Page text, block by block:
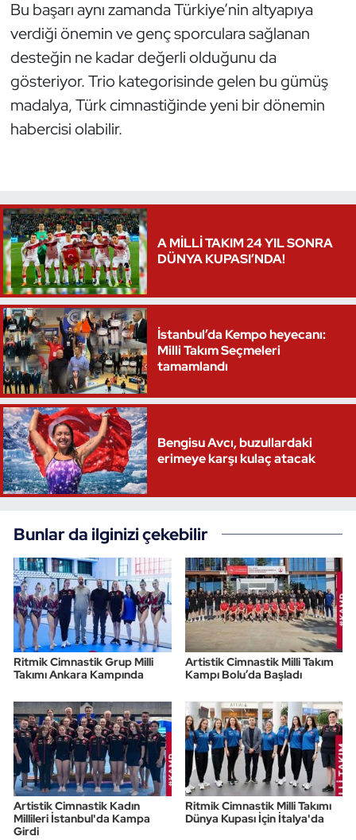
Bu başarı aynı zamanda Türkiye’nin altyapıya
verdiği önemin ve genç sporculara sağlanan
desteğin ne kadar değerli olduğunu da
gösteriyor. Trio kategorisinde gelen bu gümüş
madalya, Türk cimnastiğinde yeni bir dönemin
habercisi olabilir.
A MİLLİ TAKIM 24 YIL SONRA
DÜNYA KUPASI’NDA!
İstanbul’da Kempo heyecanı:
Milli Takım Seçmeleri
tamamlandı
Bengisu Avcı, buzullardaki
erimeye karşı kulaç atacak
Bunlar da ilginizi çekebilir
Ritmik Cimnastik Grup Milli
Takımı Ankara Kampında
Artistik Cimnastik Milli Takım
Kampı Bolu’da Başladı
Artistik Cimnastik Kadın
Millileri İstanbul'da Kampa
Girdi
Ritmik Cimnastik Milli Takımı
Dünya Kupası İçin İtalya'da
Triatlon
Voleybol
Vücut Geliştirme Fitness
Yüzme